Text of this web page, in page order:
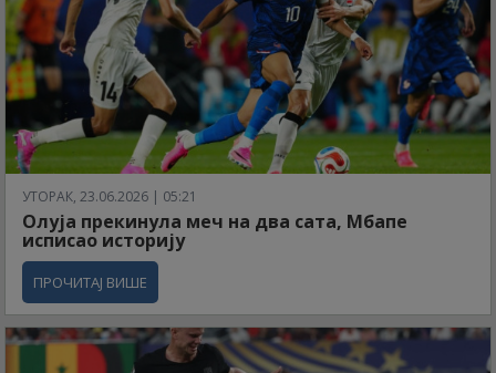
УТОРАК, 23.06.2026 | 05:21
Олуја прекинула меч на два сата, Мбапе
исписао историју
ПРОЧИТАЈ ВИШЕ